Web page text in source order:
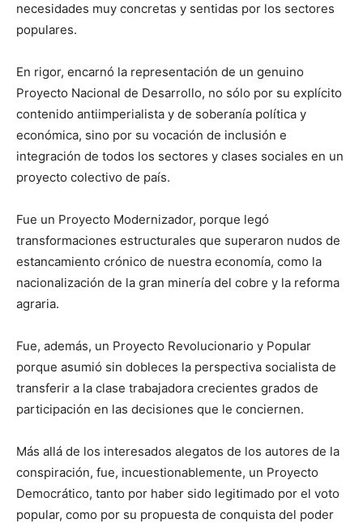
necesidades muy concretas y sentidas por los sectores
populares.
En rigor, encarnó la representación de un genuino
Proyecto Nacional de Desarrollo, no sólo por su explícito
contenido antiimperialista y de soberanía política y
económica, sino por su vocación de inclusión e
integración de todos los sectores y clases sociales en un
proyecto colectivo de país.
Fue un Proyecto Modernizador, porque legó
transformaciones estructurales que superaron nudos de
estancamiento crónico de nuestra economía, como la
nacionalización de la gran minería del cobre y la reforma
agraria.
Fue, además, un Proyecto Revolucionario y Popular
porque asumió sin dobleces la perspectiva socialista de
transferir a la clase trabajadora crecientes grados de
participación en las decisiones que le conciernen.
Más allá de los interesados alegatos de los autores de la
conspiración, fue, incuestionablemente, un Proyecto
Democrático, tanto por haber sido legitimado por el voto
popular, como por su propuesta de conquista del poder